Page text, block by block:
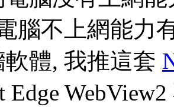
腦不上網能力
體, 我推這套
Edge